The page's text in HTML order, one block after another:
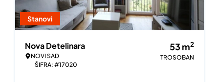
Stanovi
Nova Detelinara
NOVI SAD
ŠIFRA: #17020
53 m2
TROSOBAN